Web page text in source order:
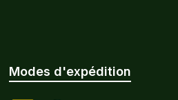
Modes d'expédition